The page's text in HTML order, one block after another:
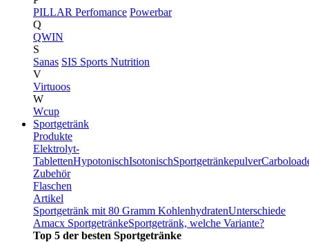
PILLAR Perfomance Powerbar
Q
QWIN
S
Sanas SIS Sports Nutrition
V
Virtuoos
W
Wcup
Sportgetränk
Produkte
Elektrolyt-
TablettenHypotonischIsotonischSportgetränkepulver
Zubehör
Flaschen
Artikel
Sportgetränk mit 80 Gramm KohlenhydratenUnterschiede
Amacx SportgetränkeSportgetränk, welche Variante?
Top 5 der besten Sportgetränke